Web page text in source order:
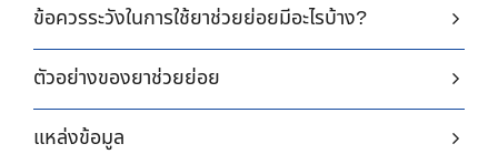
ข้อควรระวังในการใช้ยาช่วยย่อยมีอะไรบ้าง?
ตัวอย่างของยาช่วยย่อย
แหล่งข้อมูล